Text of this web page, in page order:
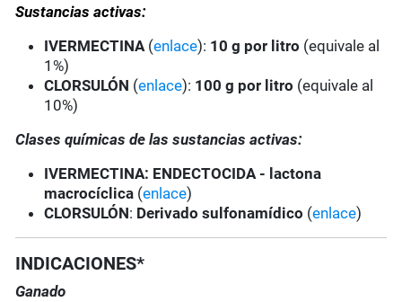
Sustancias activas:
IVERMECTINA(enlace): 10 g por litro (equivale al
1%)
CLORSULÓN (enlace): 100 g por litro (equivale al
10%)
Clases químicas de las sustancias activas:
IVERMECTINA: ENDECTOCIDA - lactona
macrocíclica (enlace)
CLORSULÓN: Derivado sulfonamídico (enlace)
INDICACIONES*
Ganado